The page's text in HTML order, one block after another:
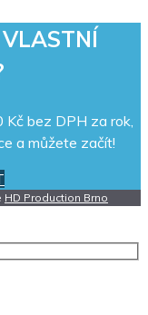
bez DPH za rok,
a můžete začít!
HD Production Brno